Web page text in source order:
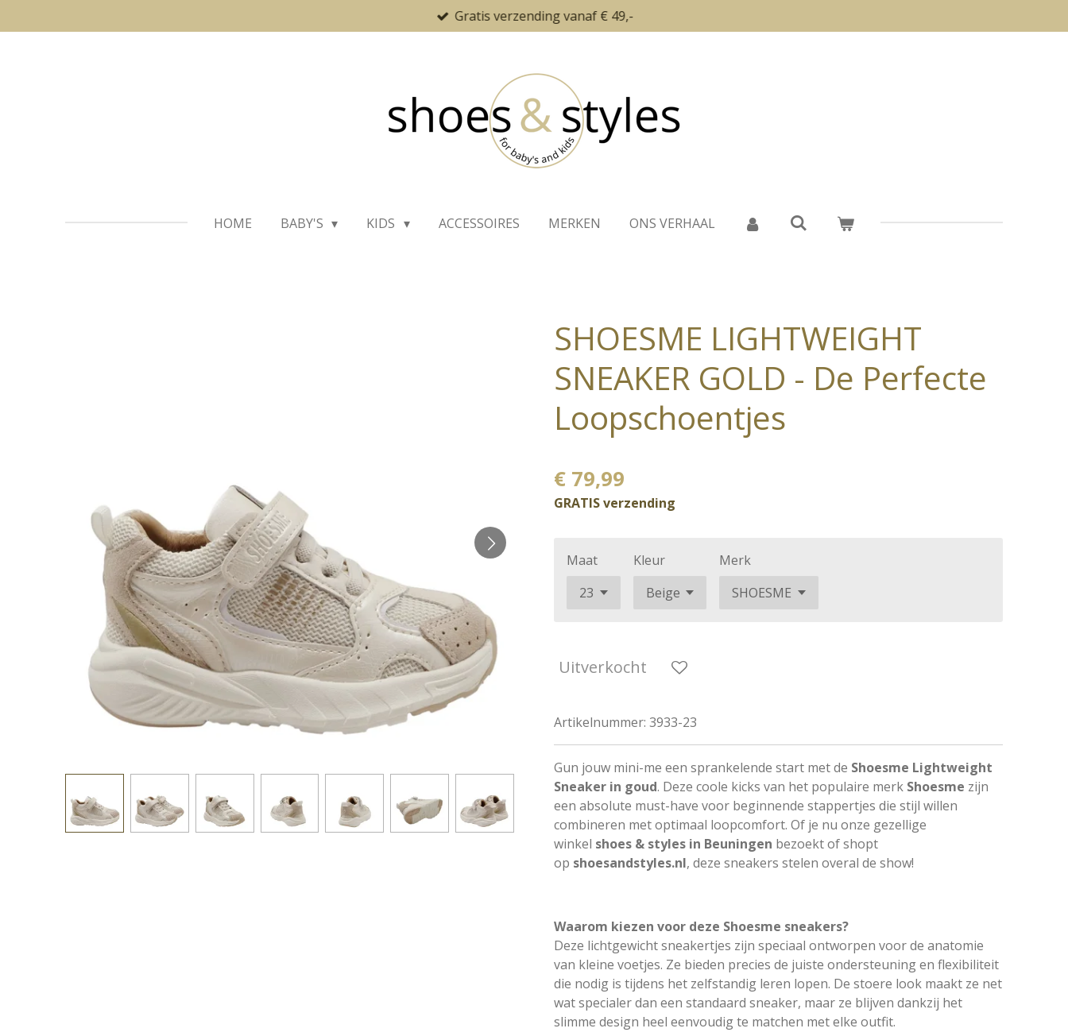
direct
Gratis verzending vanaf € 49,-
HOME BABY'S KIDS ACCESSOIRES MERKEN ONS VERHAAL
SHOESME LIGHTWEIGHT
SNEAKER GOLD - De Perfecte
Loopschoentjes
€ 79,99
GRATIS verzending
Maat Kleur Merk
Uitverkocht
Artikelnummer: 3933-23
Gun jouw mini-me een sprankelende start met de Shoesme Lightweight
Sneaker in goud. Deze coole kicks van het populaire merk Shoesme zijn
een absolute must-have voor beginnende stappertjes die stijl willen
combineren met optimaal loopcomfort. Of je nu onze gezellige
winkel shoes & styles in Beuningen bezoekt of shopt
op shoesandstyles.nl, deze sneakers stelen overal de show!
Waarom kiezen voor deze Shoesme sneakers?
Deze lichtgewicht sneakertjes zijn speciaal ontworpen voor de anatomie
van kleine voetjes. Ze bieden precies de juiste ondersteuning en flexibiliteit
die nodig is tijdens het zelfstandig leren lopen. De stoere look maakt ze net
wat specialer dan een standaard sneaker, maar ze blijven dankzij het
slimme design heel eenvoudig te matchen met elke outfit.